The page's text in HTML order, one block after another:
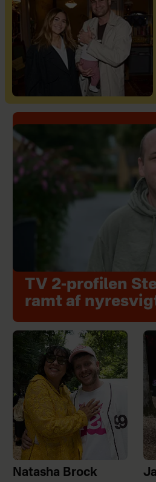
TV 2-profilen
ramt af
Natasha Brock